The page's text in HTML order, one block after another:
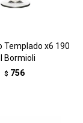
Templado x6 190
Bormioli
$ 756